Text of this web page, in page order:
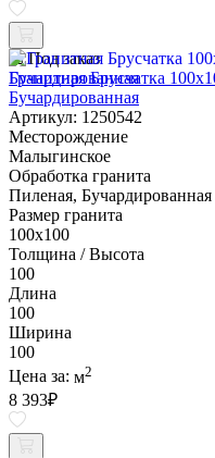
Под заказ
Гранитная Брусчатка
Бучардированная
Артикул: 1250542
Месторождение
Малыгинское
Обработка гранита
Пиленая, Бучардированная
Размер гранита
100х100
Толщина / Высота
100
Длина
100
Ширина
100
Цена за: м2
8 393₽